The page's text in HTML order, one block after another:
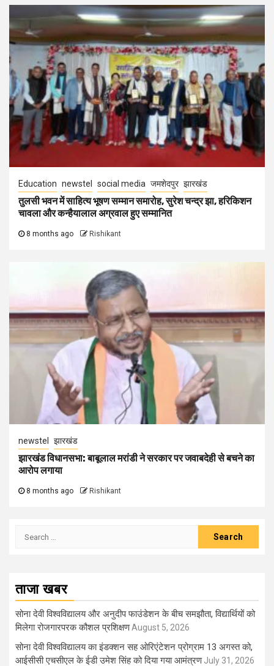
Education newstel social media जमशेदपुर झारखंड
तुलसी भवन में साहित्य भूषण सम्मान समारोह, सुरेश चन्द्र झा, हरिकिशन
चावला और कन्हैयालाल अग्रवाल हुए सम्मानित
8 months ago Rishikant
newstel झारखंड
झारखंड विधानसभा: बाबूलाल मरांडी ने सरकार पर जवाबदेही से बचने का
आरोप लगाया
8 months ago Rishikant
Search
ताजा खबर
सोना देवी विश्वविद्यालय और अनुदीप फाउंडेशन के बीच समझौता, विद्यार्थियों को
मिलेगा रोजगारपरक कौशल प्रशिक्षणAugust 5, 2026
सोना देवी विश्वविद्यालय का इंडक्शन सह ओरिएंटेशन प्रोग्राम 13 अगस्त को,
आईसीसी एचसीएल के ईडी उमेश सिंह को दिया गया आमंत्रण July 31, 2026